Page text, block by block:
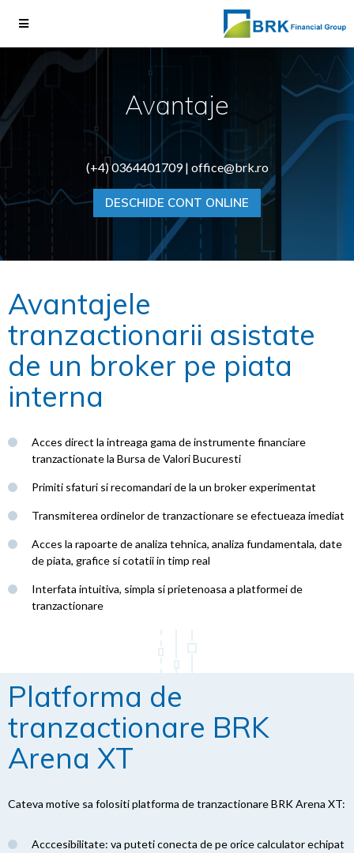
Avantaje
(+4) 0364401709 | office@brk.ro
DESCHIDE CONT ONLINE
Avantajele
tranzactionarii asistate
de un broker pe piata
interna
Acces direct la intreaga gama de instrumente financiare
tranzactionate la Bursa de Valori Bucuresti
Primiti sfaturi si recomandari de la un broker experimentat
Transmiterea ordinelor de tranzactionare se efectueaza imediat
Acces la rapoarte de analiza tehnica, analiza fundamentala, date
de piata, grafice si cotatii in timp real
Interfata intuitiva, simpla si prietenoasa a platformei de
tranzactionare
Platforma de
tranzactionare BRK
Arena XT
Cateva motive sa folositi platforma de tranzactionare BRK Arena XT:
Acccesibilitate: va puteti conecta de pe orice calculator echipat